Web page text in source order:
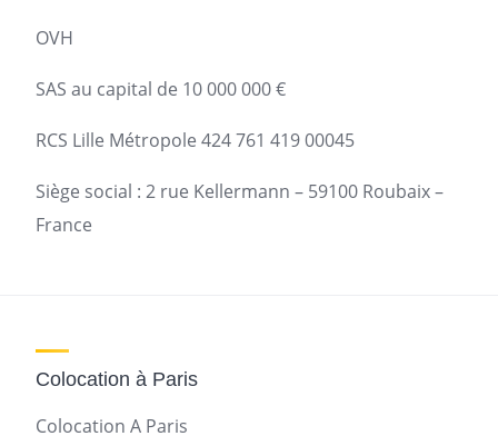
OVH
SAS au capital de 10 000 000 €
RCS Lille Métropole 424 761 419 00045
Siège social : 2 rue Kellermann – 59100 Roubaix –
France
Colocation à Paris
Colocation A Paris